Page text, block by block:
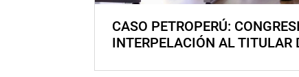
CASO PETROPERÚ:
INTERPELACIÓN AL TITULAR